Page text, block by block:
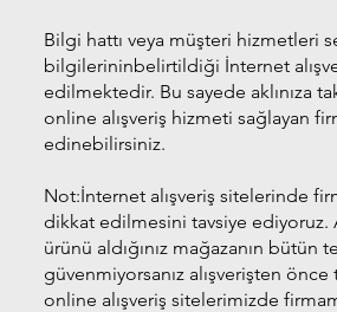
Bilgi hattı veya müşteri hizmetleri
bilgilerininbelirtildiği İnternet
edilmektedir. Bu sayede aklınıza
online alışveriş hizmeti sağlayan
edinebilirsiniz.
Not:İnternet alışveriş sitelerinde
dikkat edilmesini tavsiye ediyoruz.
ürünü aldığınız mağazanın
güvenmiyorsanız alışverişten
online alışveriş sitelerimizde